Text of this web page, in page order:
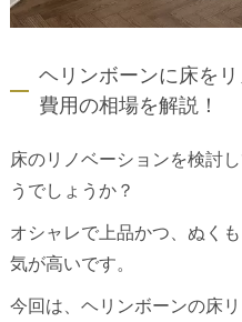
ヘリンボーンに床を
費用の相場を解説！
床のリノベーションを検討
うでしょうか？
オシャレで上品かつ、ぬく
気が高いです。
今回は、ヘリンボーンの床